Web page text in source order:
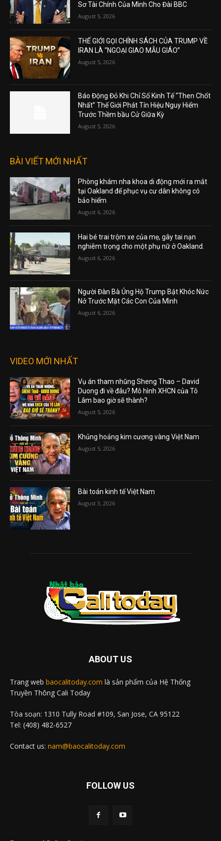
Sơ Tài Chính Của Mình Cho Đài BBC
August 5, 2026
THẾ GIỚI GỌI CHÍNH SÁCH CỦA TRUMP VỀ
IRAN LÀ “NGOẠI GIAO MẪU GIÁO”
August 5, 2026
Báo Động Đỏ Khi Chỉ Số Kinh Tế “Then Chốt
Nhất” Thế Giới Phát Tín Hiệu Nguy Hiểm
Trước Thềm bầu Cử Giữa Kỳ
August 5, 2026
BÀI VIẾT MỚI NHẤT
Phòng khám nha khoa di động mới ra mắt
tại Oakland để phục vụ cư dân không có
bảo hiểm
August 6, 2026
Hai bé trai trộm xe của mẹ, gây tai nạn
nghiêm trọng cho một phụ nữ ở Oakland.
August 6, 2026
Người Đàn Bà Ủng Hộ Trump Bật Khóc Nức
Nở Trước Mặt Các Con Của Mình
August 6, 2026
VIDEO MỚI NHẤT
Vụ án tham nhũng Sheng Thao – David
Duong đi về đâu? Mô hình XHCN của Tô
Lâm bao giờ sẽ thành?
August 5, 2026
Khủng hoảng kim cương vàng Việt Nam
August 5, 2026
Bài toán kinh tế Việt Nam
August 3, 2026
ABOUT US
Trang web baocalitoday.com là sản phẩm của Hệ Thống
Truyền Thông Cali Today
Tòa soạn: 1310 Tully Road #109, San Jose, CA 95122
Tel: (408) 482-6527
Contact us: nam@baocalitoday.com
FOLLOW US